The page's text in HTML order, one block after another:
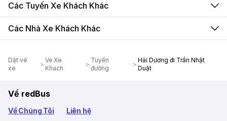
Các Tuyến Xe Khách Khác
Các Nhà Xe Khách Khác
Dặt vé
xe
Ve Xe
Khach
Tuyến
đường
Hải Dương đi Trần Nhật
Duật
Về redBus
Về Chúng Tôi Liên hệ